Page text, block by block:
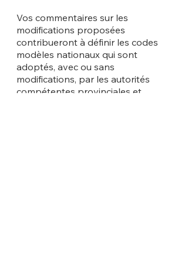
Vos commentaires sur les
modifications proposées
contribueront à définir les codes
modèles nationaux qui sont
adoptés, avec ou sans
modifications, par les autorités
compétentes provinciales et